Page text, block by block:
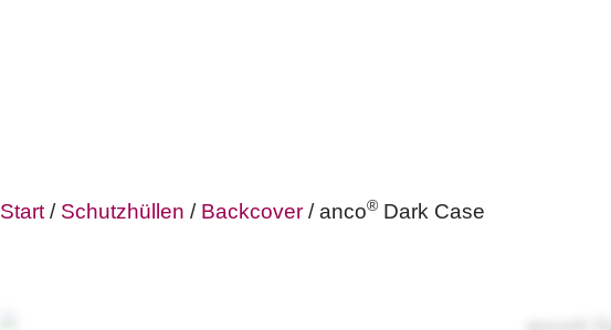
Start / Schutzhüllen / Backcover / anco® Dark Case